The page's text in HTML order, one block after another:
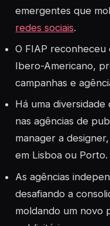
emergentes que
redes sociais.
O FIAP
Ibero-Americano,
campanhas e
Há uma
nas agências de
manager a
em Lisboa ou Porto.
As agências
desafiando a
moldando um novo